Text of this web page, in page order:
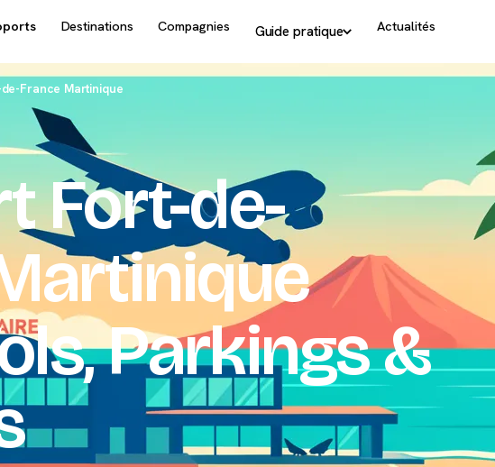
Destinations Compagnies Guide pratique Actualités
France Martinique
Fort-de-
Parkings &